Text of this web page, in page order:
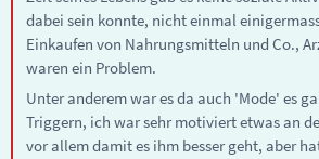
dabei sein konnte, nicht einmal
Einkaufen von Nahrungsmitteln und Co.,
waren ein Problem.
Unter anderem war es da auch 'Mode' es
Triggern, ich war sehr motiviert etwas an
vor allem damit es ihm besser geht, aber